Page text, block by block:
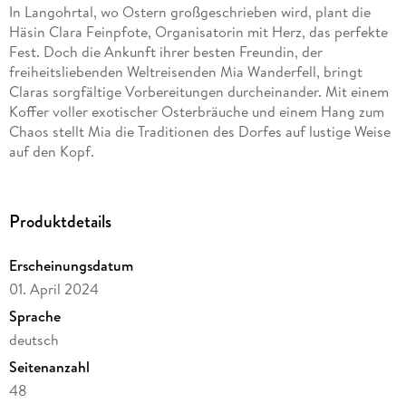
In Langohrtal, wo Ostern großgeschrieben wird, plant die
Häsin Clara Feinpfote, Organisatorin mit Herz, das perfekte
Fest. Doch die Ankunft ihrer besten Freundin, der
freiheitsliebenden Weltreisenden Mia Wanderfell, bringt
Claras sorgfältige Vorbereitungen durcheinander. Mit einem
Koffer voller exotischer Osterbräuche und einem Hang zum
Chaos stellt Mia die Traditionen des Dorfes auf lustige Weise
auf den Kopf.
Produktdetails
Erscheinungsdatum
01. April 2024
Sprache
deutsch
Seitenanzahl
48